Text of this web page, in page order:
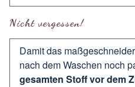
Nicht vergessen!
Damit das
nach dem Waschen noch
gesamten Stoff vor dem